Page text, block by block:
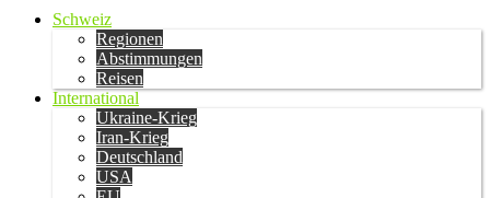
Schweiz
Regionen
Abstimmungen
Reisen
International
Ukraine-Krieg
Iran-Krieg
Deutschland
USA